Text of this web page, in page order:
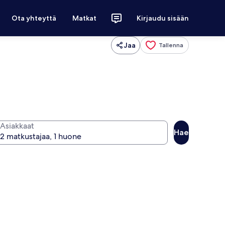
Ota yhteyttä Matkat Kirjaudu sisään
Jaa Tallenna
Asiakkaat
Hae